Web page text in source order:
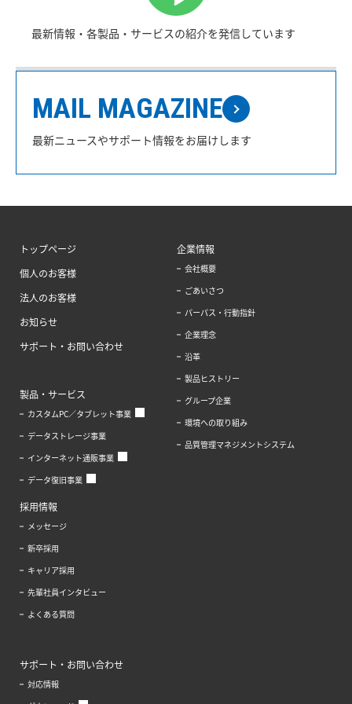
最新情報・各製品・サービスの紹介を発信しています
MAIL MAGAZINE
最新ニュースやサポート情報をお届けします
トップページ
個人のお客様
法人のお客様
お知らせ
サポート・お問い合わせ
製品・サービス
カスタムPC／タブレット事業
データストレージ事業
インターネット通販事業
データ復旧事業
企業情報
会社概要
ごあいさつ
パーパス・行動指針
企業理念
沿革
製品ヒストリー
グループ企業
環境への取り組み
品質管理マネジメントシステム
採用情報
メッセージ
新卒採用
キャリア採用
先輩社員インタビュー
よくある質問
サポート・お問い合わせ
対応情報